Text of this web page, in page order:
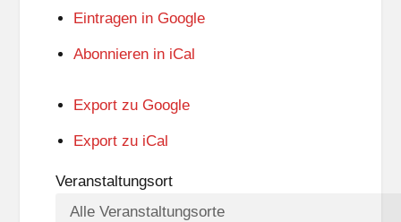
Eintragen in Google
Abonnieren in iCal
Export zu Google
Export zu iCal
Veranstaltungsort